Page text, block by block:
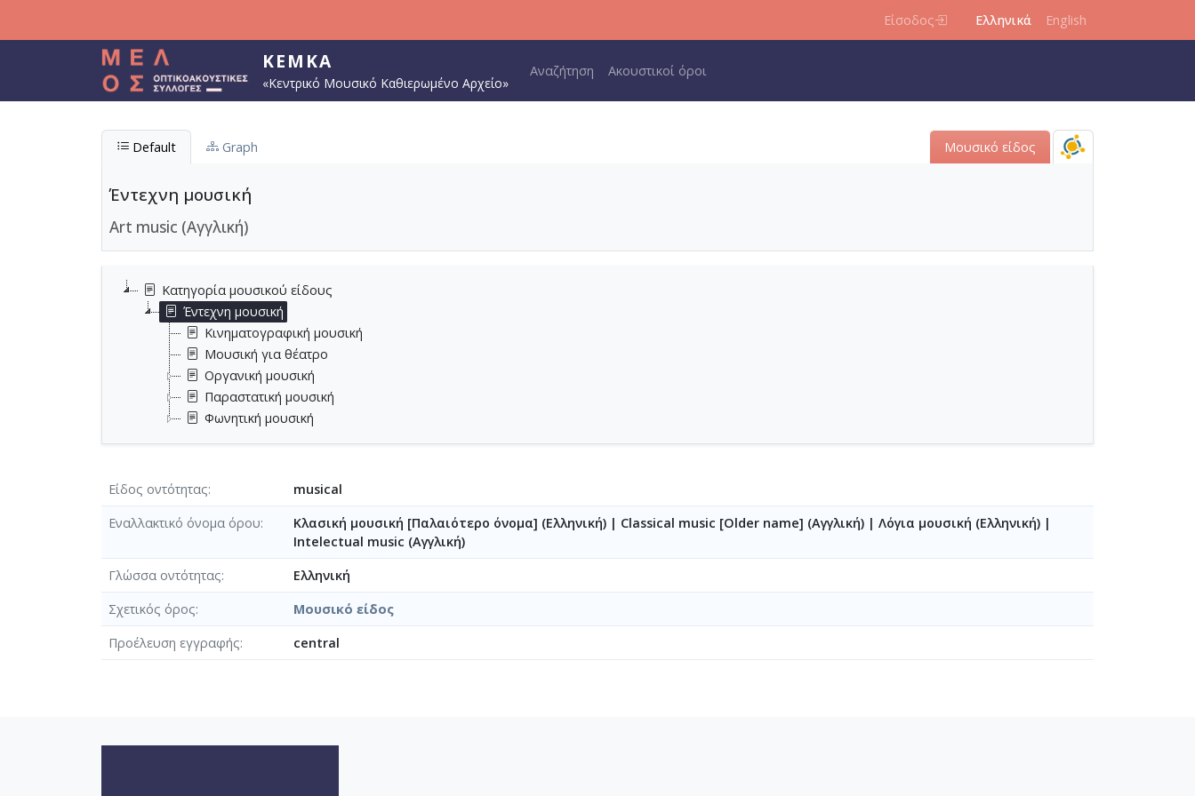
Είσοδος Ελληνικά English
ΚΕΜΚΑ
«Κεντρικό Μουσικό Καθιερωμένο Αρχείο»
Main navigation
Αναζήτηση Ακουστικοί όροι
Default Graph Μουσικό είδος
Έντεχνη μουσική
Art music (Αγγλική)
Κατηγορία μουσικού είδους
Έντεχνη μουσική
Κινηματογραφική μουσική
Μουσική για θέατρο
Οργανική μουσική
Παραστατική μουσική
Φωνητική μουσική
Είδος οντότητας
musical
Εναλλακτικό όνομα όρου
Κλασική μουσική [Παλαιότερο όνομα] (Ελληνική) | Classical music [Older name] (Αγγλική) | Λόγια μουσική (Ελληνική) |
Intelectual music (Αγγλική)
Γλώσσα οντότητας
Ελληνική
Σχετικός όρος
Μουσικό είδος
Προέλευση εγγραφής
central